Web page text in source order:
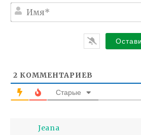
2 КОММЕНТАРИЕВ
Старые
Jeana